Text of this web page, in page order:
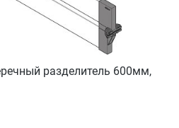
разделитель 600мм,